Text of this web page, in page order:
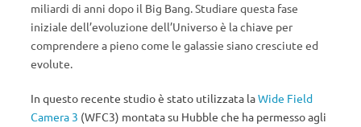
miliardi di anni dopo il Big Bang. Studiare questa fase
iniziale dell’evoluzione dell’Universo è la chiave per
comprendere a pieno come le galassie siano cresciute ed
evolute.
In questo recente studio è stato utilizzata laWide Field
Camera 3 (WFC3) montata su Hubble che ha permesso agli